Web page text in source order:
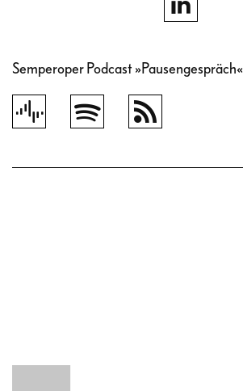
Semperoper Podcast »Pausengespräch«